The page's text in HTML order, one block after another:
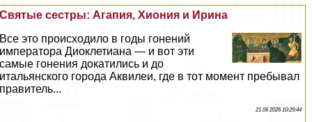
Святые сестры: Агапия, Хиония и Ирина
Все это происходило в годы гонений
императора Диоклетиана — и вот эти
самые гонения докатились и до
итальянского города Аквилеи, где в тот момент пребывал
правитель...
21 06 2026 10:29:44